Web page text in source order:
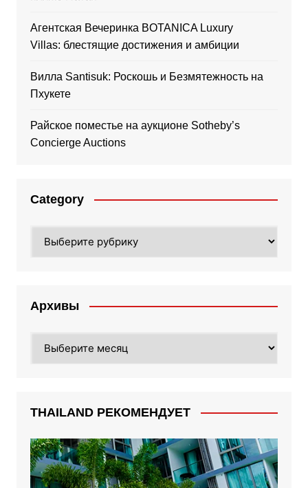
Агентская Вечеринка BOTANICA Luxury
Villas: блестящие достижения и амбиции
Вилла Santisuk: Роскошь и Безмятежность на
Пхукете
Райское поместье на аукционе Sotheby’s
Concierge Auctions
Category
Архивы
THAILAND РЕКОМЕНДУЕТ